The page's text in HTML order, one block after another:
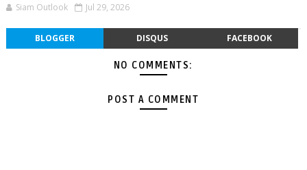
Siam Outlook Jul 29, 2026
BLOGGER DISQUS FACEBOOK
NO COMMENTS:
POST A COMMENT